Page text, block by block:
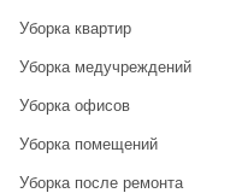
Уборка квартир
Уборка медучреждений
Уборка офисов
Уборка помещений
Уборка после ремонта